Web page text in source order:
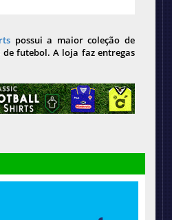
possui a maior coleção de
futebol. A loja faz entregas